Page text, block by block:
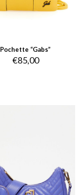
Pochette “Gabs”
€85,00